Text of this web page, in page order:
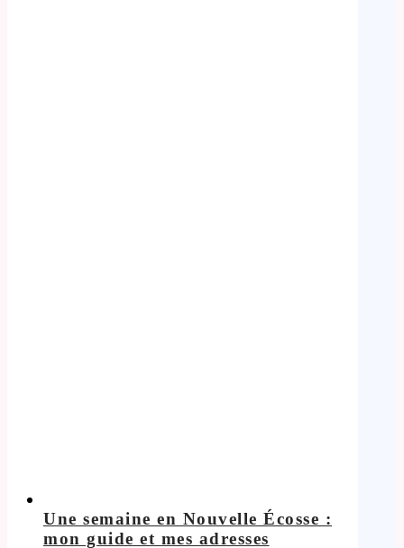
Une semaine en Nouvelle Écosse :
mon guide et mes adresses